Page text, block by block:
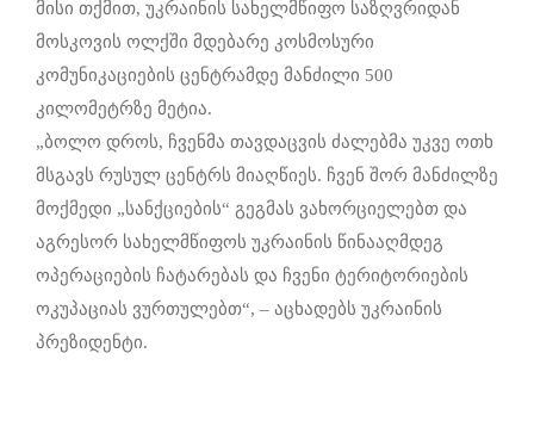
მისი თქმით, უკრაინის სახელმწიფო საზღვრიდან
მოსკოვის ოლქში მდებარე კოსმოსური
კომუნიკაციების ცენტრამდე მანძილი 500
კილომეტრზე მეტია.
„ბოლო დროს, ჩვენმა თავდაცვის ძალებმა უკვე ოთხ
მსგავს რუსულ ცენტრს მიაღწიეს. ჩვენ შორ მანძილზე
მოქმედი „სანქციების“ გეგმას ვახორციელებთ და
აგრესორ სახელმწიფოს უკრაინის წინააღმდეგ
ოპერაციების ჩატარებას და ჩვენი ტერიტორიების
ოკუპაციას ვურთულებთ“, – აცხადებს უკრაინის
პრეზიდენტი.